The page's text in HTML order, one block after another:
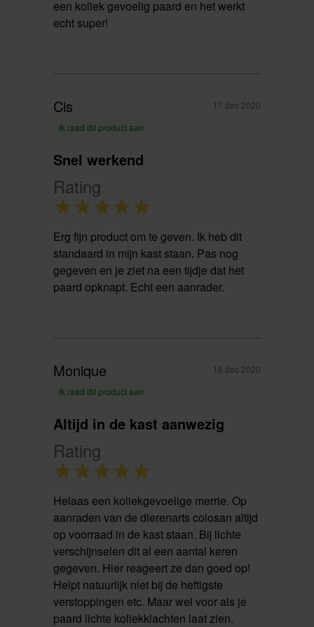
een koliek gevoelig paard en het werkt
echt super!
Cis
17 dec 2020
Ik raad dit product aan
Snel werkend
Rating
Erg fijn product om te geven. Ik heb dit
standaard in mijn kast staan. Pas nog
gegeven en je ziet na een tijdje dat het
paard opknapt. Echt een aanrader.
Monique
16 dec 2020
Ik raad dit product aan
Altijd in de kast aanwezig
Rating
Helaas een koliekgevoelige merrie. Op
aanraden van de dierenarts colosan altijd
op voorraad in de kast staan. Bij lichte
verschijnselen dit al een aantal keren
gegeven. Hier reageert ze dan goed op!
Helpt natuurlijk niet bij de heftigste
verstoppingen etc. Maar wel voor als je
paard lichte koliekklachten laat zien.